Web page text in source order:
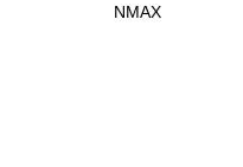
NMAX